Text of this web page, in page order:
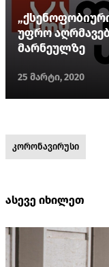
უფრო
მარნეულზე
25 მარტი, 2020
კორონავირუსი
ასევე იხილეთ